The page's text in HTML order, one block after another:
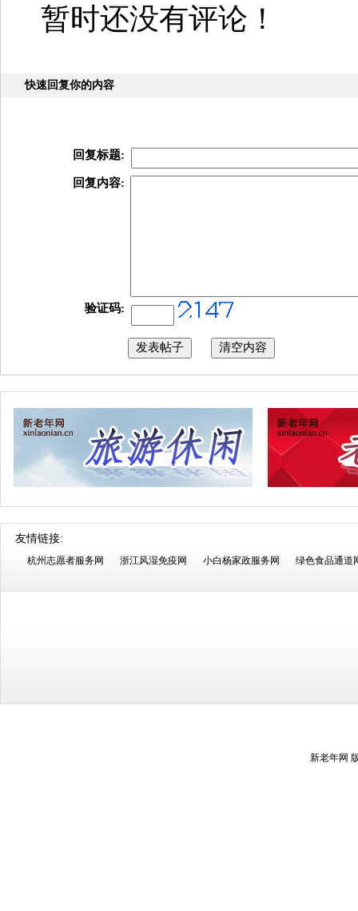
暂时还没有评论！
快速回复你的内容
回复标题:
回复内容:
验证码:
友情链接:
杭州志愿者服务网 浙江风湿免疫网 小白杨家政服务网 绿色食品通道
新老年网